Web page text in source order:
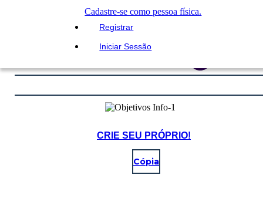
Cadastre-se como pessoa física.
Registrar
Iniciar Sessão
CRIE SEU PRÓPRIO!
Cópia